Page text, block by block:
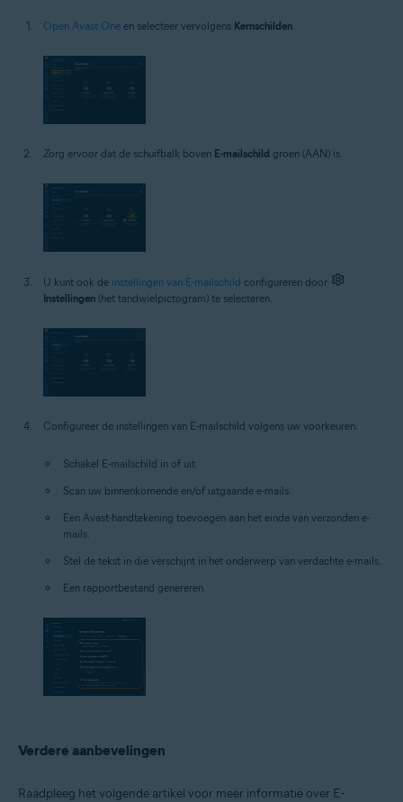
Open Avast One en selecteer vervolgens Kernschilden.
Zorg ervoor dat de schuifbalk boven E-mailschild groen (AAN) is.
U kunt ook de instellingen van E-mailschild configureren door
Instellingen (het tandwielpictogram) te selecteren.
Configureer de instellingen van E-mailschild volgens uw voorkeuren:
Schakel E-mailschild in of uit.
Scan uw binnenkomende en/of uitgaande e-mails.
Een Avast-handtekening toevoegen aan het einde van verzonden e-
mails.
Stel de tekst in die verschijnt in het onderwerp van verdachte e-mails.
Een rapportbestand genereren.
Verdere aanbevelingen
Raadpleeg het volgende artikel voor meer informatie over E-